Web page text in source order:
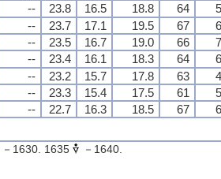
-- 23.8 16.5 18.8 64
-- 23.7 17.1 19.5 67
-- 23.5 16.7 19.0 66
-- 23.4 16.1 18.3 64
-- 23.2 15.7 17.8 63
-- 23.3 15.4 17.5 61
-- 22.7 16.3 18.5 67
－1630. 1635 －1640.